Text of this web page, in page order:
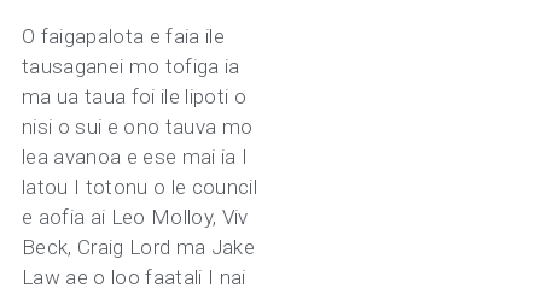
O faigapalota e faia ile
tausaganei mo tofiga ia
ma ua taua foi ile lipoti o
nisi o sui e ono tauva mo
lea avanoa e ese mai ia I
latou I totonu o le council
e aofia ai Leo Molloy, Viv
Beck, Craig Lord ma Jake
Law ae o loo faatali I nai